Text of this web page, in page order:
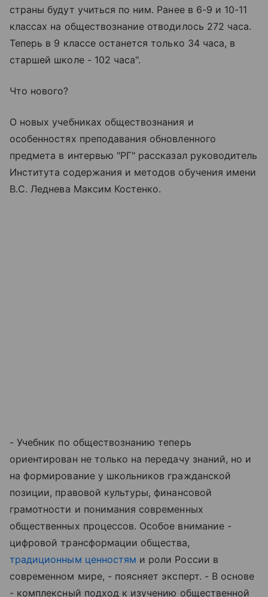
страны будут учиться по ним. Ранее в 6-9 и 10-11
классах на обществознание отводилось 272 часа.
Теперь в 9 классе останется только 34 часа, в
старшей школе - 102 часа".
Что нового?
О новых учебниках обществознания и
особенностях преподавания обновленного
предмета в интервью "РГ" рассказал руководитель
Института содержания и методов обучения имени
В.С. Леднева Максим Костенко.
- Учебник по обществознанию теперь
ориентирован не только на передачу знаний, но и
на формирование у школьников гражданской
позиции, правовой культуры, финансовой
грамотности и понимания современных
общественных процессов. Особое внимание -
цифровой трансформации общества,
традиционным ценностям и роли России в
современном мире, - поясняет эксперт. - В основе
- комплексный подход к изучению общественной